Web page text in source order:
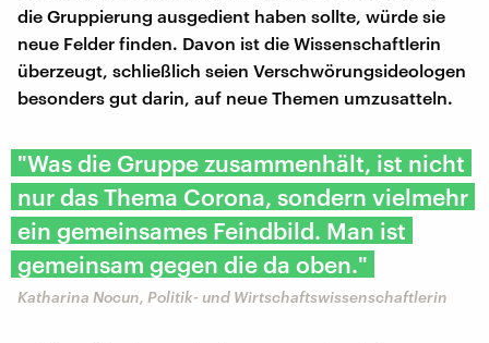
die Gruppierung ausgedient haben sollte, würde sie
neue Felder finden. Davon ist die Wissenschaftlerin
überzeugt, schließlich seien Verschwörungsideologen
besonders gut darin, auf neue Themen umzusatteln.
"Was die Gruppe zusammenhält, ist nicht
nur das Thema Corona, sondern vielmehr
ein gemeinsames Feindbild. Man ist
gemeinsam gegen die da oben."
Katharina Nocun, Politik- und Wirtschaftswissenschaftlerin